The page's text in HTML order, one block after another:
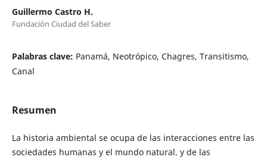
Guillermo Castro H.
Fundación Ciudad del Saber
Palabras clave: Panamá, Neotrópico, Chagres, Transitismo,
Canal
Resumen
La historia ambiental se ocupa de las interacciones entre las
sociedades humanas y el mundo natural. y de las